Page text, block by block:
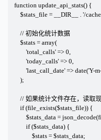
function update_api_stats() {
$stats_file = __DIR__ . '/
    // 初始化统计数据
    $stats = array(
        'total_calls' => 0,
        'today_calls' => 0,
'last_call_date' => date('Y-
    );
// 如果统计文件存在，读取
    if (file_exists($stats_file)) {
$stats_data =
        if ($stats_data) {
            $stats = $stats_data;